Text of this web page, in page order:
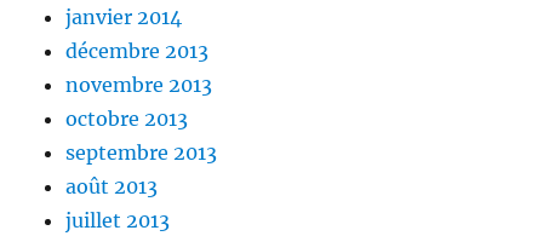
janvier 2014
décembre 2013
novembre 2013
octobre 2013
septembre 2013
août 2013
juillet 2013